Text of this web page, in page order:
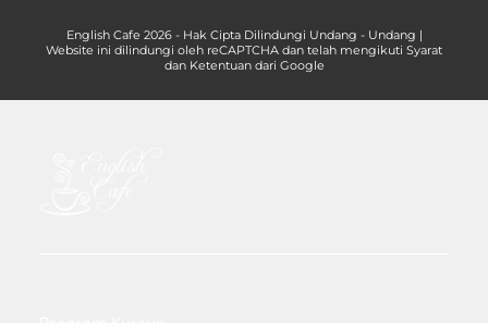
English Cafe 2026 - Hak Cipta Dilindungi Undang - Undang |
Website ini dilindungi oleh reCAPTCHA dan telah mengikuti Syarat
dan Ketentuan dari Google